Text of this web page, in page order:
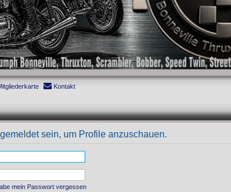
Kontakt
sein, um Profile anzuschauen.
mein Passwort vergessen